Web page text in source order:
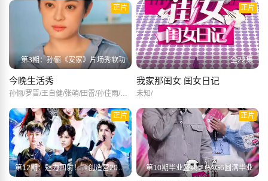
正片
第3期：孙俪《安家》片场秀软功
今晚生活秀
孙俪/罗晋/王自健/张萌/田雷/孙佳雨/王艺哲/
正片
全22集
我家那闺女 闺女日记
未知/
正片
第12期：魅力四射！《创造营2020》六位学长助阵第三次公演
正片
第10期毕业盛典：GAG6圆满毕业